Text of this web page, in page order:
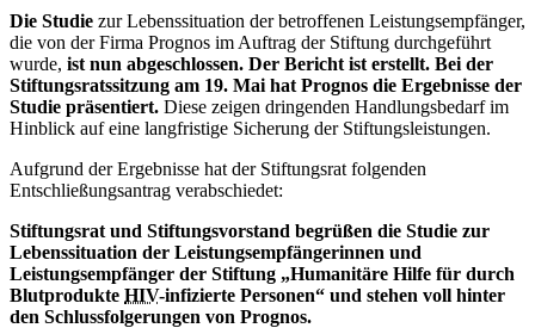
Die Studie zur Lebenssituation der betroffenen Leistungsempfänger,
die von der Firma Prognos im Auftrag der Stiftung durchgeführt
wurde, ist nun abgeschlossen. Der Bericht ist erstellt. Bei der
Stiftungsratssitzung am 19. Mai hat Prognos die Ergebnisse der
Studie präsentiert. Diese zeigen dringenden Handlungsbedarf im
Hinblick auf eine langfristige Sicherung der Stiftungsleistungen.
Aufgrund der Ergebnisse hat der Stiftungsrat folgenden
Entschließungsantrag verabschiedet:
Stiftungsrat und Stiftungsvorstand begrüßen die Studie zur
Lebenssituation der Leistungsempfängerinnen und
Leistungsempfänger der Stiftung „Humanitäre Hilfe für durch
Blutprodukte HIV-infizierte Personen“ und stehen voll hinter
den Schlussfolgerungen von Prognos.